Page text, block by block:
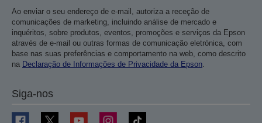
Ao enviar o seu endereço de e-mail, autoriza a receção de
comunicações de marketing, incluindo análise de mercado e
inquéritos, sobre produtos, eventos, promoções e serviços da Epson
através de e-mail ou outras formas de comunicação eletrónica, com
base nas suas preferências e comportamento na web, como descrito
na Declaração de Informações de Privacidade da Epson.
Siga-nos